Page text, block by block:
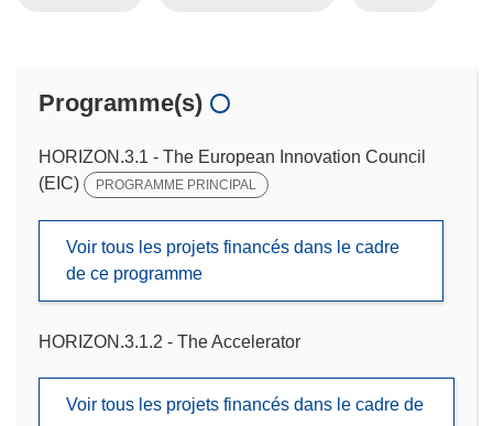
Programme(s)
HORIZON.3.1 - The European Innovation Council
(EIC)
PROGRAMME PRINCIPAL
Voir tous les projets financés dans le cadre
de ce programme
HORIZON.3.1.2 - The Accelerator
Voir tous les projets financés dans le cadre de